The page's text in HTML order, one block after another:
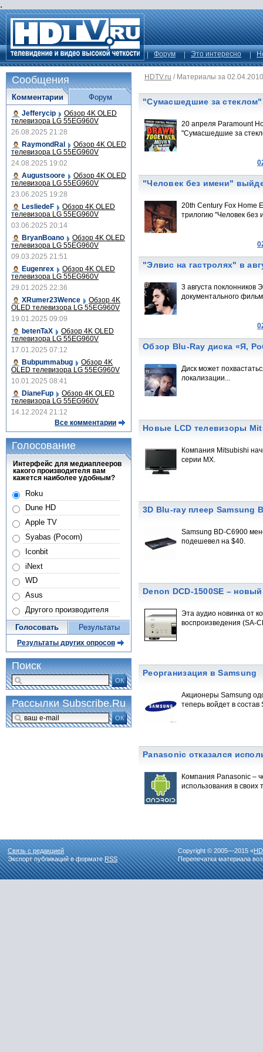
.
Форум Это интересно
HDTV.ru / Материалы за 02.04.2010
"Сумасшедшие за стеклом"
20 апреля Paramount
"Сумасшедшие за
"Человек без имени"
20th Century Fox Home
трилогию "Человек без
"Элвис на гастролях" в
3 августа
документального
Обзор Blu-Ray диска «Я,
Диск может
локализации...
Новые LCD телевизоры
Компания Mitsubishi
серии MX.
3D Blu-ray плеер Samsung
Samsung BD-C6900
подешевел на $40.
Denon DCD-1500SE –
Эта аудио новинка от
воспроизведения (SA-
Реорганизация в Samsung
Акционеры Samsung
теперь войдет в
Panasonic отказался
Компания Panasonic –
использования в
Сообщения
Комментарии
Jefferycip Обзор 4K OLED
телевизора LG 55EG960V
26.08.2025 21:28
RaymondRal
Обзор 4K OLED
телевизора LG 55EG960V
24.08.2025 19:02
Augustsoore
Обзор 4K OLED
телевизора LG 55EG960V
23.06.2025 19:28
LesliedeF
Обзор 4K OLED
телевизора LG 55EG960V
03.06.2025 20:14
BryanBoano
Обзор 4K OLED
телевизора LG 55EG960V
09.03.2025 21:51
Eugenrex
Обзор 4K OLED
телевизора LG 55EG960V
29.01.2025 22:36
XRumer23Wence
Обзор 4K
OLED телевизора LG 55EG960V
19.01.2025 09:09
betenTaX
Обзор 4K OLED
телевизора LG 55EG960V
17.01.2025 07:12
Bubpummabug
Обзор 4K
OLED телевизора LG 55EG960V
10.01.2025 08:41
DianeFup
Обзор 4K OLED
телевизора LG 55EG960V
14.12.2024 21:12
Все комментарии
Форум
Голосование
Интерфейс для медиаплееров
какого производителя вам
кажется наиболее удобным?
Roku
Dune HD
Apple TV
Syabas (Pocorn)
Iconbit
iNext
WD
Asus
Другого производителя
Голосовать Результаты
Результаты других опросов
Поиск
ОК
Рассылки Subscribe.Ru
ОК
Связь с редакцией
Экспорт публикаций в форматеRSS
Copyright © 2005—2015 «
Перепечатка материала